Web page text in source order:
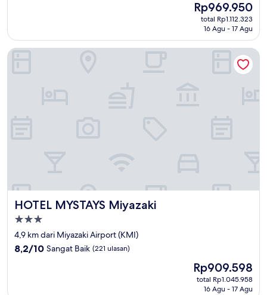
(270
ulasan)
Harga
sekarang
Rp969.950
Rp969.950
total Rp1.112.323
16 Agu - 17 Agu
HOTEL MYSTAYS Miyazaki
HOTEL MYSTAYS Miyazaki
Properti
bintang
3.0
4,9 km dari Miyazaki Airport (KMI)
8.2
8,2/10 Sangat Baik (221 ulasan)
Harga
sekarang
Rp909.598
Rp909.598
total Rp1.045.958
16 Agu - 17 Agu
HOTEL MYSTAYS Miyazaki